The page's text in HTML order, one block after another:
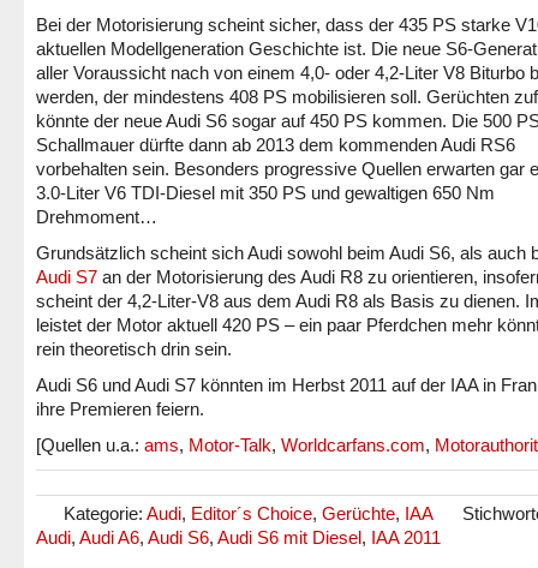
Bei der Motorisierung scheint sicher, dass der 435 PS starke
aktuellen Modellgeneration Geschichte ist. Die neue S6-
aller Voraussicht nach von einem 4,0- oder 4,2-Liter V8 Biturbo
werden, der mindestens 408 PS mobilisieren soll. Gerüchten
könnte der neue Audi S6 sogar auf 450 PS kommen. Die 500
Schallmauer dürfte dann ab 2013 dem kommenden Audi RS6
vorbehalten sein. Besonders progressive Quellen erwarten gar
3.0-Liter V6 TDI-Diesel mit 350 PS und gewaltigen 650 Nm
Drehmoment…
Grundsätzlich scheint sich Audi sowohl beim Audi S6, als auch
Audi S7 an der Motorisierung des Audi R8 zu orientieren,
scheint der 4,2-Liter-V8 aus dem Audi R8 als Basis zu dienen.
leistet der Motor aktuell 420 PS – ein paar Pferdchen mehr
rein theoretisch drin sein.
Audi S6 und Audi S7 könnten im Herbst 2011 auf der IAA in
ihre Premieren feiern.
[Quellen u.a.: ams, Motor-Talk, Worldcarfans.com,
Kategorie: Audi, Editor´s Choice, Gerüchte, IAA
Audi, Audi A6, Audi S6, Audi S6 mit Diesel, IAA 2011